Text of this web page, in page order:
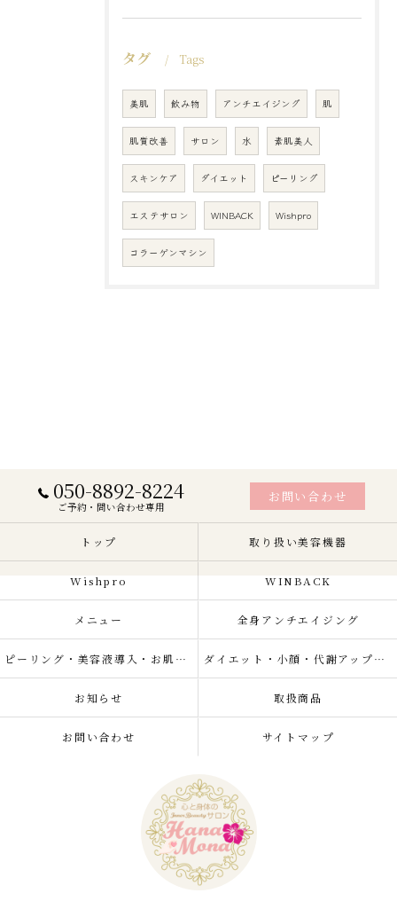
タグ Tags
美肌 飲み物 アンチエイジング 肌
肌質改善 サロン 水 素肌美人
スキンケア ダイエット ピーリング
エステサロン WINBACK Wishpro
コラーゲンマシン
050-8892-8224
ご予約・問い合わせ専用
お問い合わせ
トップ 取り扱い美容機器
Wishpro WINBACK
メニュー 全身アンチエイジング
ピーリング・美容液導入・お肌の悩み改善 ダイエット・小顔・代謝アップ・肌質改善・リラクゼーション
お知らせ 取扱商品
お問い合わせ サイトマップ